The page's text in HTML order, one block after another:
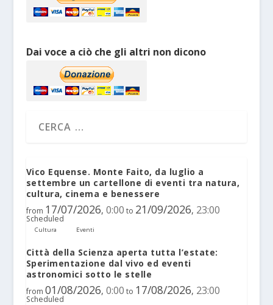
Dai voce a ciò che gli altri non dicono
Vico Equense. Monte Faito, da luglio a
settembre un cartellone di eventi tra natura,
cultura, cinema e benessere
from 17/07/2026, 0:00 to 21/09/2026, 23:00
Scheduled
Cultura Eventi
Città della Scienza aperta tutta l’estate:
Sperimentazione dal vivo ed eventi
astronomici sotto le stelle
from 01/08/2026, 0:00 to 17/08/2026, 23:00
Scheduled